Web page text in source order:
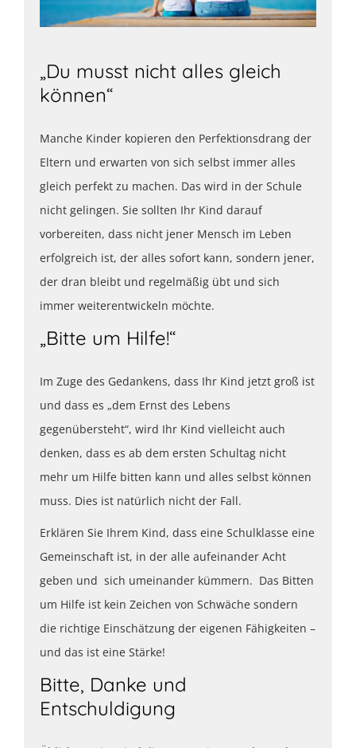
„Du musst nicht alles gleich
können“
Manche Kinder kopieren den Perfektionsdrang der
Eltern und erwarten von sich selbst immer alles
gleich perfekt zu machen. Das wird in der Schule
nicht gelingen. Sie sollten Ihr Kind darauf
vorbereiten, dass nicht jener Mensch im Leben
erfolgreich ist, der alles sofort kann, sondern jener,
der dran bleibt und regelmäßig übt und sich
immer weiterentwickeln möchte.
„Bitte um Hilfe!“
Im Zuge des Gedankens, dass Ihr Kind jetzt groß ist
und dass es „dem Ernst des Lebens
gegenübersteht“, wird Ihr Kind vielleicht auch
denken, dass es ab dem ersten Schultag nicht
mehr um Hilfe bitten kann und alles selbst können
muss. Dies ist natürlich nicht der Fall.
Erklären Sie Ihrem Kind, dass eine Schulklasse eine
Gemeinschaft ist, in der alle aufeinander Acht
geben und sich umeinander kümmern. Das Bitten
um Hilfe ist kein Zeichen von Schwäche sondern
die richtige Einschätzung der eigenen Fähigkeiten –
und das ist eine Stärke!
Bitte, Danke und
Entschuldigung